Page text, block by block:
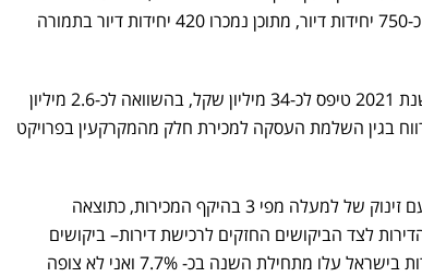
ומשווקת כ-1,160 יחידות דיור חלק החברה עומד על כ-750 יחידות דיור, מתוכן נמכרו 420 יחידות דיור בתמורה
ברבעון השני של שנת 2021 טיפס לכ-34 מיליון שקל, בהשוואה לכ-2.6 מיליון
בגין השלמת העסקה למכירת חלק מהמקרקעין בפרויקט
מנכ"ל רוטשטיין: "אנו מציגים רבעון עם זינוק של למעלה מפי 3 בהיקף המכירות, כתוצאה
לצד הביקושים החזקים לרכישת דירות– ביקושים
שלא צפויים להתמתן בטווח הנראה לעין. מחירי הדירות בישראל עלו מתחילת השנה בכ- 7.7% ואני לא צופה